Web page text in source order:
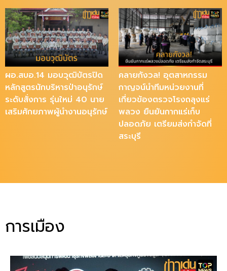
ผอ.สบอ.14 มอบวุฒิบัตรปิด
หลักสูตรนักบริหารป่าอนุรักษ์
ระดับสั่งการ รุ่นใหม่ 40 นาย
เสริมศักยภาพผู้นำงานอนุรักษ์
คลายกังวล! อุตสาหกรรม
กาญจน์นำทีมหน่วยงานที่
เกี่ยวข้องตรวจโรงถลุงแร่
พลวง ยืนยันกากแร่เก็บ
ปลอดภัย เตรียมส่งกำจัดที่
สระบุรี
การเมือง